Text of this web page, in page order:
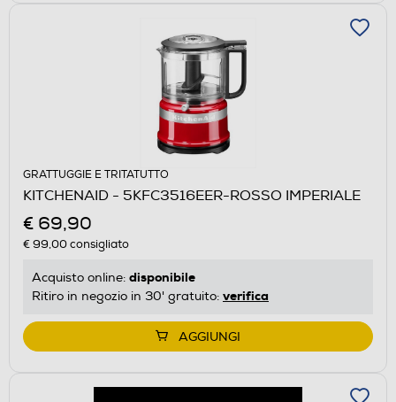
GRATTUGGIE E TRITATUTTO
KITCHENAID - 5KFC3516EER-ROSSO IMPERIALE
€ 69,90
€ 99,00consigliato
Acquisto online: disponibile
Ritiro in negozio in 30' gratuito: verifica
AGGIUNGI